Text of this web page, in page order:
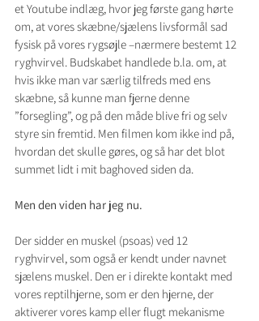
et Youtube indlæg, hvor jeg første gang hørte
om, at vores skæbne/sjælens livsformål sad
fysisk på vores rygsøjle –nærmere bestemt 12
ryghvirvel. Budskabet handlede b.la. om, at
hvis ikke man var særlig tilfreds med ens
skæbne, så kunne man fjerne denne
”forsegling”, og på den måde blive fri og selv
styre sin fremtid. Men filmen kom ikke ind på,
hvordan det skulle gøres, og så har det blot
summet lidt i mit baghoved siden da.
Men den viden har jeg nu.
Der sidder en muskel (psoas) ved 12
ryghvirvel, som også er kendt under navnet
sjælens muskel. Den er i direkte kontakt med
vores reptilhjerne, som er den hjerne, der
aktiverer vores kamp eller flugt mekanisme